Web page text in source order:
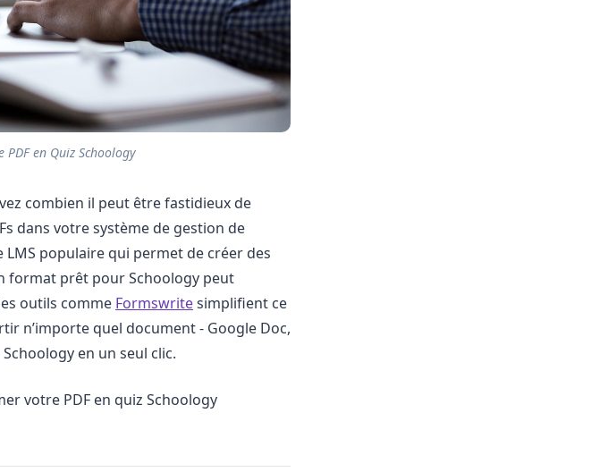
en Quiz Schoology
combien il peut être fastidieux de
dans votre système de gestion de
populaire qui permet de créer des
format prêt pour Schoology peut
outils comme Formswritesimplifient ce
n’importe quel document - Google Doc,
en un seul clic.
votre PDF en quiz Schoology